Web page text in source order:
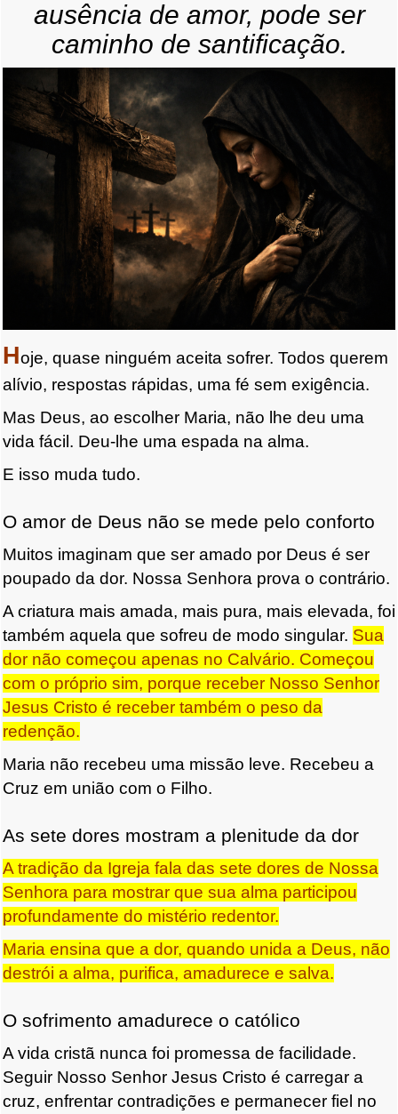
ausência de amor, pode ser
caminho de santificação.
Hoje, quase ninguém aceita sofrer. Todos querem
alívio, respostas rápidas, uma fé sem exigência.
Mas Deus, ao escolher Maria, não lhe deu uma
vida fácil. Deu-lhe uma espada na alma.
E isso muda tudo.
O amor de Deus não se mede pelo conforto
Muitos imaginam que ser amado por Deus é ser
poupado da dor. Nossa Senhora prova o contrário.
A criatura mais amada, mais pura, mais elevada, foi
também aquela que sofreu de modo singular. Sua
dor não começou apenas no Calvário. Começou
com o próprio sim, porque receber Nosso Senhor
Jesus Cristo é receber também o peso da
redenção.
Maria não recebeu uma missão leve. Recebeu a
Cruz em união com o Filho.
As sete dores mostram a plenitude da dor
A tradição da Igreja fala das sete dores de Nossa
Senhora para mostrar que sua alma participou
profundamente do mistério redentor.
Maria ensina que a dor, quando unida a Deus, não
destrói a alma, purifica, amadurece e salva.
O sofrimento amadurece o católico
A vida cristã nunca foi promessa de facilidade.
Seguir Nosso Senhor Jesus Cristo é carregar a
cruz, enfrentar contradições e permanecer fiel no